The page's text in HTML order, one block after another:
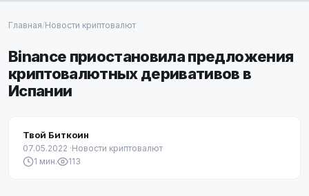
Главная/Новости криптовалют
Binance приостановила предложения
криптовалютных деривативов в
Испании
Твой Биткоин
07.05.2022 ·Новости криптовалют
1 мин.
113